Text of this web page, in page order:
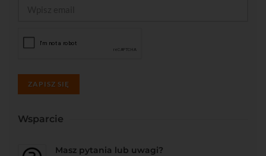
ZAPISZ SIĘ
Wsparcie
Masz pytania lub uwagi?